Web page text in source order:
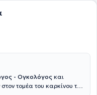
- Ογκολόγοςκαι
τομέα του καρκίνου του